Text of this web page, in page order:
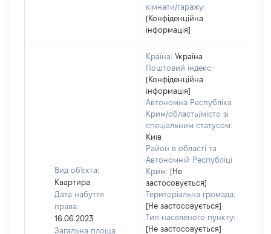
кімнати/гаражу:
[Конфіденційна
інформація]
Вид об'єкта:
Квартира
Дата набуття
права:
16.06.2023
Загальна площа
Країна: Україна
Поштовий індекс:
[Конфіденційна
інформація]
Автономна Республіка
Крим/область/місто зі
спеціальним статусом:
Київ
Район в області та
Автономній Республіці
Крим: [Не
застосовується]
Територіальна громада:
[Не застосовується]
Тип населеного пункту:
[Не застосовується]